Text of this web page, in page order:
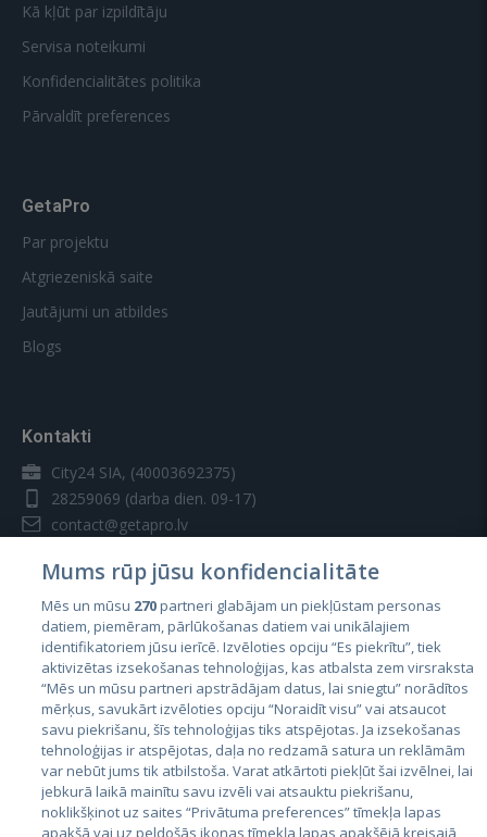
Kā kļūt par izpildītāju
Servisa noteikumi
Konfidencialitātes politika
Pārvaldīt preferences
GetaPro
Par projektu
Atgriezeniskā saite
Jautājumi un atbildes
Blogs
Kontakti
City24 SIA, (40003692375)
28259069 (darba dien. 09-17)
contact@getapro.lv
Valstis
Igaunija
Latvija
Lietuva
Mums rūp jūsu konfidencialitāte
Mēs un mūsu 270partneri glabājam un piekļūstam personas
datiem, piemēram, pārlūkošanas datiem vai unikālajiem
identifikatoriem jūsu ierīcē. Izvēloties opciju “Es piekrītu”, tiek
aktivizētas izsekošanas tehnoloģijas, kas atbalsta zem virsraksta
“Mēs un mūsu partneri apstrādājam datus, lai sniegtu” norādītos
mērķus, savukārt izvēloties opciju “Noraidīt visu” vai atsaucot
savu piekrišanu, šīs tehnoloģijas tiks atspējotas. Ja izsekošanas
tehnoloģijas ir atspējotas, daļa no redzamā satura un reklāmām
var nebūt jums tik atbilstoša. Varat atkārtoti piekļūt šai izvēlnei, lai
jebkurā laikā mainītu savu izvēli vai atsauktu piekrišanu,
noklikšķinot uz saites “Privātuma preferences” tīmekļa lapas
apakšā vai uz peldošās ikonas tīmekļa lapas apakšējā kreisajā